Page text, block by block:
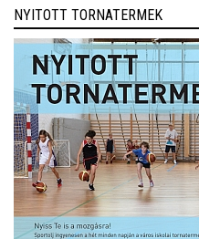
NYITOTT TORNATERMEK